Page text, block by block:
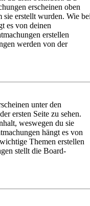
erscheinen oben
sie erstellt wurden. Wie
es von deinen
erstellen
werden von der
unter den
ersten Seite zu sehen.
weswegen du sie
hängt es von
Themen erstellen
stellt die Board-